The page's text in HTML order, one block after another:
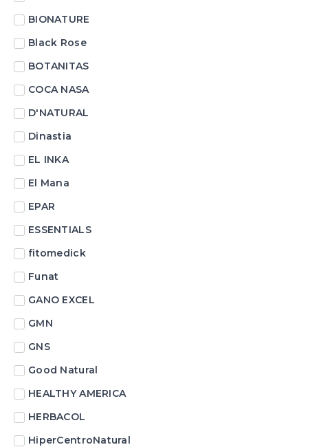
BIONATURE
Black Rose
BOTANITAS
COCA NASA
D'NATURAL
Dinastia
EL INKA
El Mana
EPAR
ESSENTIALS
fitomedick
Funat
GANO EXCEL
GMN
GNS
Good Natural
HEALTHY AMERICA
HERBACOL
HiperCentroNatural